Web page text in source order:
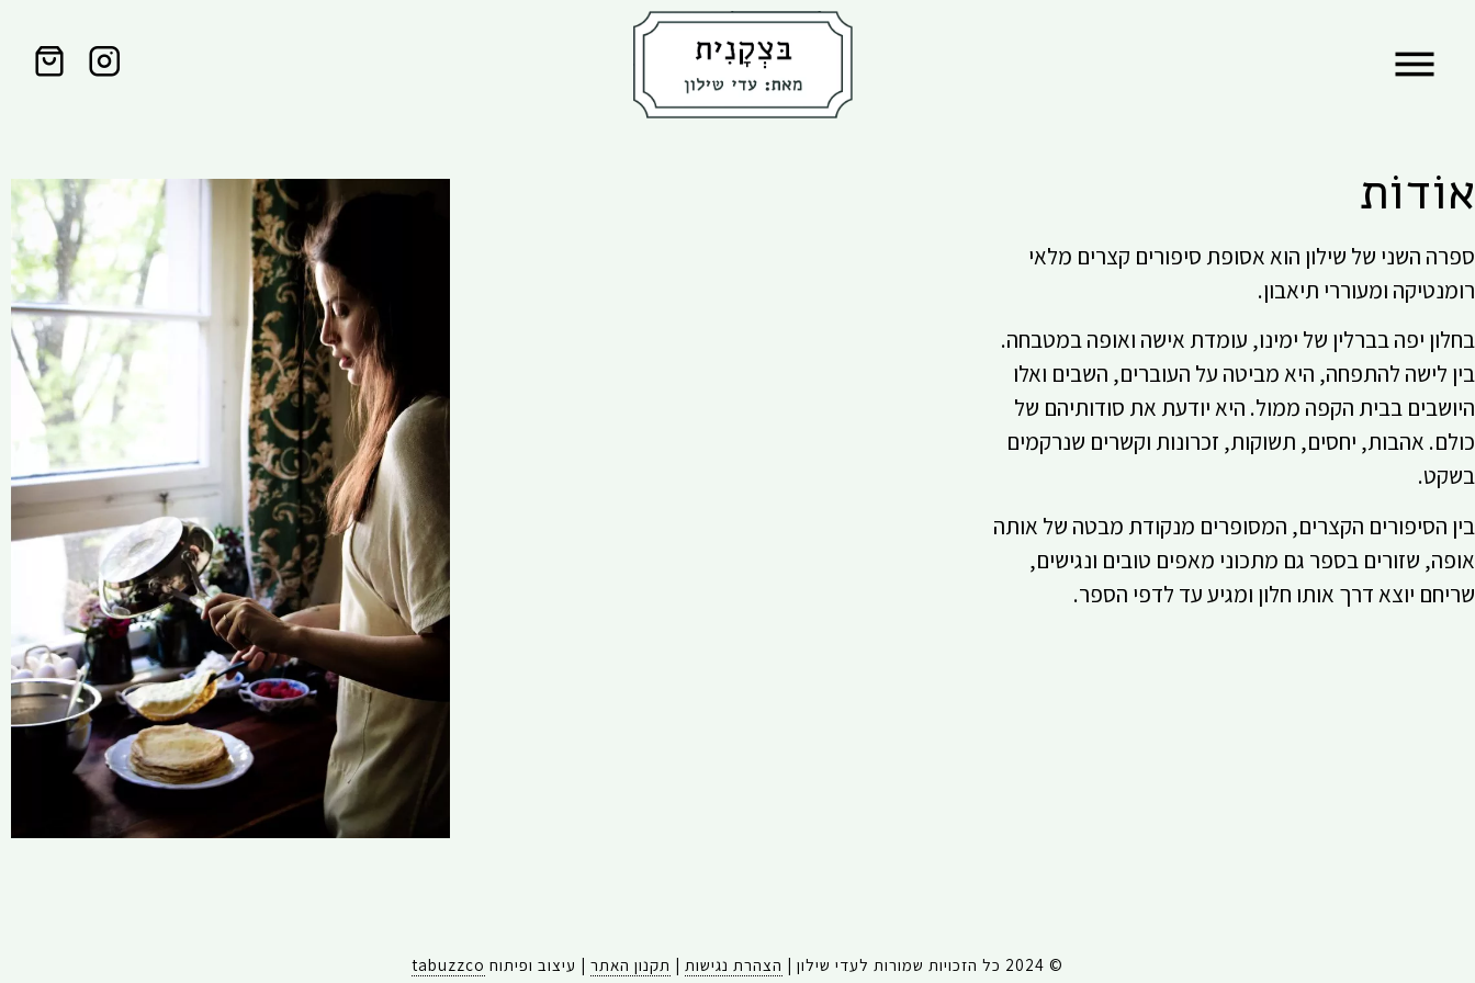
אוֹדוֹת
ספרה השני של שילון הוא אסופת סיפורים קצרים מלאי
רומנטיקה ומעוררי תיאבון.
בחלון יפה בברלין של ימינו, עומדת אישה ואופה במטבחה.
בין לישה להתפחה, היא מביטה על העוברים, השבים ואלו
היושבים בבית הקפה ממול. היא יודעת את סודותיהם של
כולם. אהבות, יחסים, תשוקות, זכרונות וקשרים שנרקמים
בשקט.
בין הסיפורים הקצרים, המסופרים מנקודת מבטה של אותה
אופה, שזורים בספר גם מתכוני מאפים טובים ונגישים,
שריחם יוצא דרך אותו חלון ומגיע עד לדפי הספר.
© 2024 כל הזכויות שמורות לעדי שילון | הצהרת נגישות | תקנון האתר | עיצוב ופיתוח tabuzzco